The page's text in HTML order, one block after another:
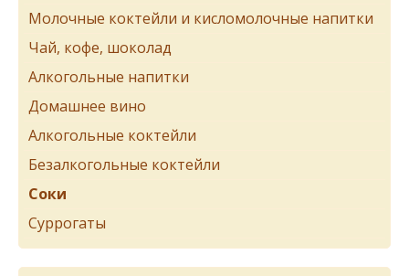
Молочные коктейли и кисломолочные напитки
Чай, кофе, шоколад
Алкогольные напитки
Домашнее вино
Алкогольные коктейли
Безалкогольные коктейли
Соки
Суррогаты